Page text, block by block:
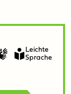
Gebärdensprache
Leichte
Sprache